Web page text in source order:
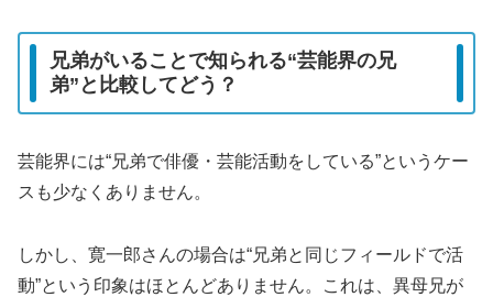
兄弟がいることで知られる“芸能界の兄
弟”と比較してどう？
芸能界には“兄弟で俳優・芸能活動をしている”というケー
スも少なくありません。
しかし、寛一郎さんの場合は“兄弟と同じフィールドで活
動”という印象はほとんどありません。これは、異母兄が